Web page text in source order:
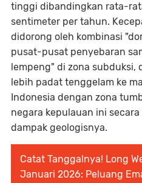
tinggi dibandingkan rata-
sentimeter per tahun.
didorong oleh kombinasi
pusat-pusat penyebaran
lempeng" di zona subduksi,
lebih padat tenggelam ke
Indonesia dengan zona
negara kepulauan ini
dampak geologisnya.
Catat Tanggalnya! Long
Januari 2026: Peluang